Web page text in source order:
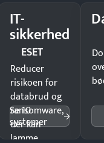
IT-
sikkerhed
ESET
Reducer
risikoen for
databrud og
ransomware,
der kan
lamme
Se 10
systemer